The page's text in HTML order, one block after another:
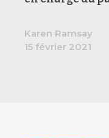
Karen Ramsay
15 février 2021